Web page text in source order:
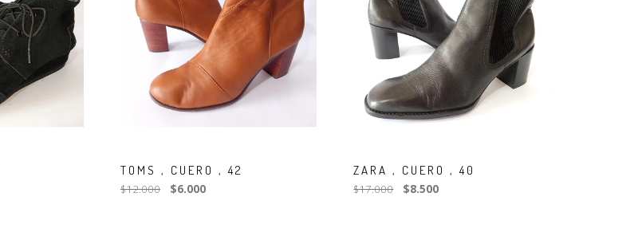
TOMS , CUERO , 42
$12.000 $6.000
ZARA , CUERO , 40
$17.000 $8.500